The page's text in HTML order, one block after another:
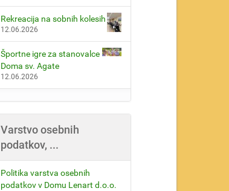
Rekreacija na sobnih kolesih
12.06.2026
Športne igre za stanovalce
Doma sv. Agate
12.06.2026
Varstvo osebnih
podatkov, ...
Politika varstva osebnih
podatkov v Domu Lenart d.o.o.